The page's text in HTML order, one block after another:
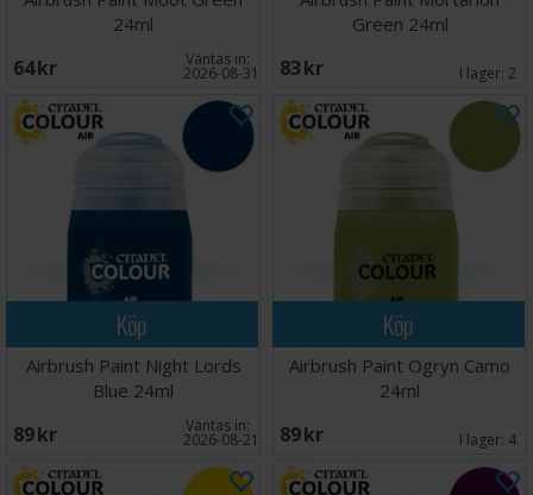
24ml
64 SEK Väntas in:
2026-08-31
Green 24ml
83 SEK I lager: 2
Köp
Airbrush Paint Night Lords
Blue 24ml
89 SEK Väntas in:
2026-08-21
Köp
Airbrush Paint Ogryn Camo
24ml
89 SEK I lager: 4